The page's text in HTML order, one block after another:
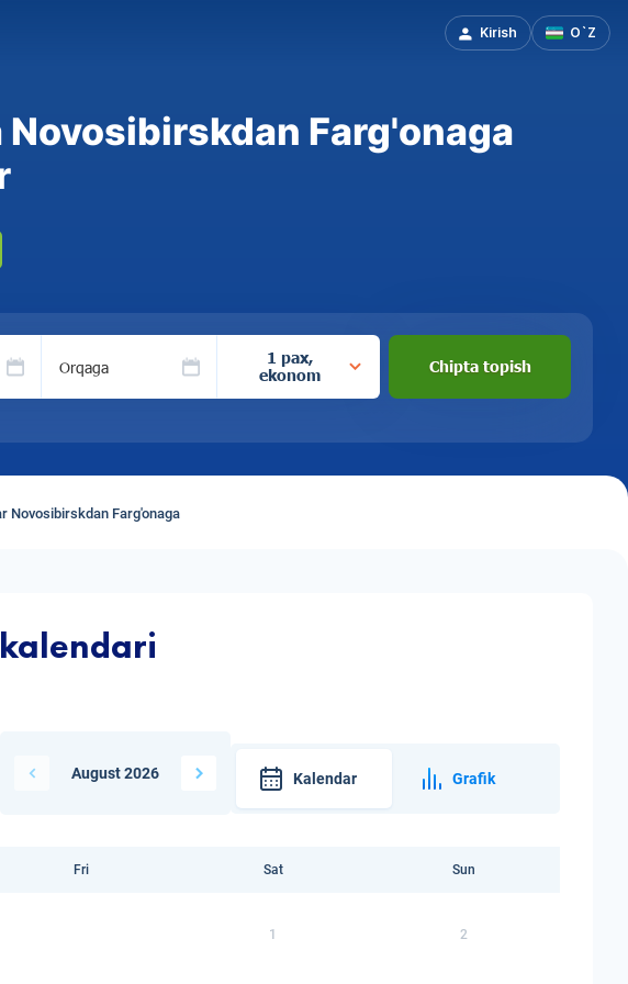
Kirish O`Z
Farg'onaga
Orqaga
1 pax,
ekonom
Chipta topish
Novosibirskdan Farg'onaga
August 2026 Kalendar Grafik
Fri Sat Sun
1 2